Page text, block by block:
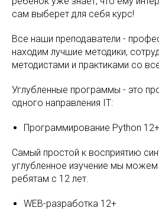
сам выберет для себя курс!
Все наши преподаватели -
находим лучшие методики,
методистами и практиками со
Углубленные программы - это
одного направления IT:
Программирование Python 12+
Самый простой к восприятию
углубленное изучение мы
ребятам с 12 лет.
WEB-разработка 12+